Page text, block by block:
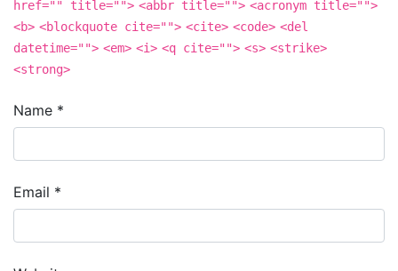
href="" title=""> <abbr title=""> <acronym title="">
<b> <blockquote cite=""> <cite> <code> <del
datetime=""> <em> <i> <q cite=""> <s> <strike>
<strong>
Name *
Email *